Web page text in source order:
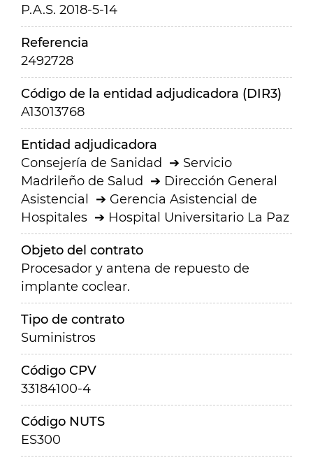
P.A.S. 2018-5-14
Referencia
2492728
Código de la entidad adjudicadora (DIR3)
A13013768
Entidad adjudicadora
Consejería de Sanidad
Servicio
Madrileño de Salud
Dirección General
Asistencial
Gerencia Asistencial de
Hospitales
Hospital Universitario La Paz
Objeto del contrato
Procesador y antena de repuesto de
implante coclear.
Tipo de contrato
Suministros
Código CPV
33184100-4
Código NUTS
ES300